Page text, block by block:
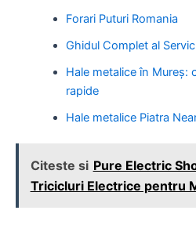
Forari Puturi Romania
Ghidul Complet al
Hale metalice în Mureș:
rapide
Hale metalice Piatra
Citeste si Pure Electric
Tricicluri Electrice pentru